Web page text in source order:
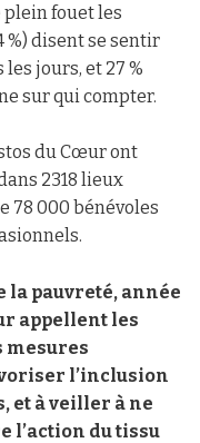
plein fouet les
%) disent se sentir
jours, et 27 %
sur qui compter.
du Cœur ont
2318 lieux
78 000 bénévoles
la pauvreté, année
appellent les
mesures
l’inclusion
et à veiller à ne
l’action du tissu